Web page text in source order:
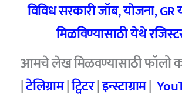
विविध सरकारी जॉब, योजना, GR
मिळविण्यासाठी येथे
आमचे लेख मिळवण्यासाठी फॉलो
|टेलिग्राम|ट्विटर|इन्स्टाग्राम|